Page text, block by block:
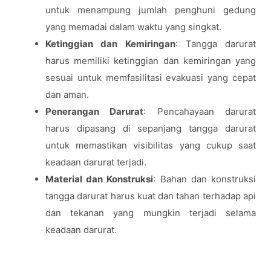
untuk menampung jumlah penghuni gedung
yang memadai dalam waktu yang singkat.
Ketinggian dan Kemiringan: Tangga darurat
harus memiliki ketinggian dan kemiringan yang
sesuai untuk memfasilitasi evakuasi yang cepat
dan aman.
Penerangan Darurat: Pencahayaan darurat
harus dipasang di sepanjang tangga darurat
untuk memastikan visibilitas yang cukup saat
keadaan darurat terjadi.
Material dan Konstruksi: Bahan dan konstruksi
tangga darurat harus kuat dan tahan terhadap api
dan tekanan yang mungkin terjadi selama
keadaan darurat.